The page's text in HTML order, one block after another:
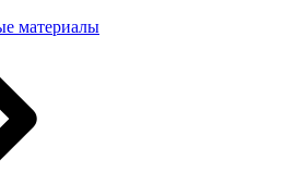
материалы